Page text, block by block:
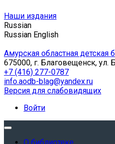
Наши издания
Russian
Russian English
Амурская областная детская
675000, г. Благовещенск, ул.
+7 (416) 277-0787
info.aodb-blag@yandex.ru
Версия для слабовидящих
Войти